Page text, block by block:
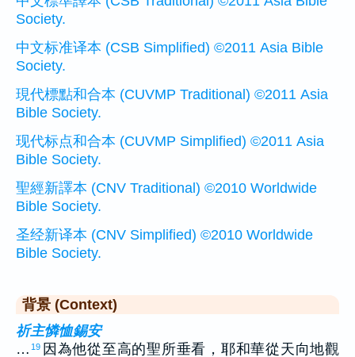
Society.
中文标准译本 (CSB Simplified) ©2011 Asia Bible
Society.
現代標點和合本 (CUVMP Traditional) ©2011 Asia
Bible Society.
现代标点和合本 (CUVMP Simplified) ©2011 Asia
Bible Society.
聖經新譯本 (CNV Traditional) ©2010 Worldwide
Bible Society.
圣经新译本 (CNV Simplified) ©2010 Worldwide
Bible Society.
背景 (Context)
祈主憐恤錫安
… 19 因為他從至高的聖所垂看，耶和華從天向地觀